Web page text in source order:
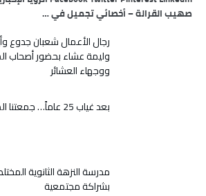
صهيب القرالة – أخصائي تجميل في …
رجال الأعمال شعبان جدوع
وليمة عشاء بحضور أصحاب
ووجهاء العشائر
بعد غياب 25 عاماً… جمعتنا الصدفة
مدرسة النزهة الثانوية
بشراكة مجتمعية